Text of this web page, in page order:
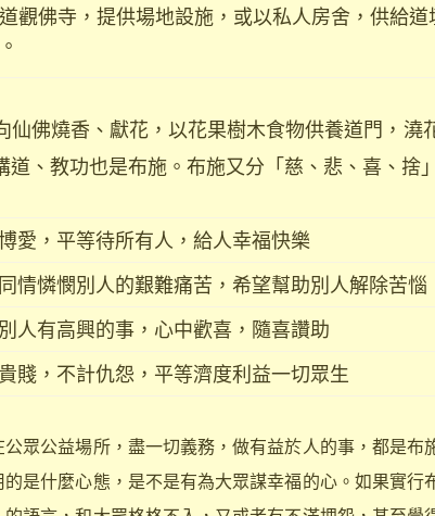
觀佛寺，提供場地設施，或以私人房舍，供給
佛燒香、獻花，以花果樹木食物供養道門，澆
、教功也是布施。布施又分「慈、悲、喜、捨
愛，平等待所有人，給人幸福快樂
情憐憫別人的艱難痛苦，希望幫助別人解除苦惱
人有高興的事，心中歡喜，隨喜讚助
賤，不計仇怨，平等濟度利益一切眾生
公益場所，盡一切義務，做有益於人的事，都是布
是什麼心態，是不是有為大眾謀幸福的心。如果實行